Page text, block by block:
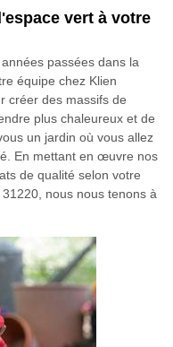
vert à votre
passées dans la
équipe chez Klien
créer des massifs de
plus chaleureux et de
un jardin où vous allez
En mettant en œuvre nos
de qualité selon votre
nous nous tenons à